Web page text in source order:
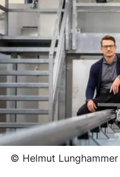
© Helmut Lunghammer